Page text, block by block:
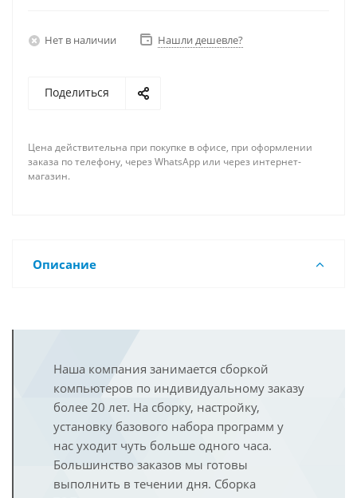
Нет в наличии Нашли дешевле?
Поделиться
Цена действительна при покупке в офисе, при оформлении
заказа по телефону, через WhatsApp или через интернет-
магазин.
Описание
Наша компания занимается сборкой
компьютеров по индивидуальному заказу
более 20 лет. На сборку, настройку,
установку базового набора программ у
нас уходит чуть больше одного часа.
Большинство заказов мы готовы
выполнить в течении дня. Сборка